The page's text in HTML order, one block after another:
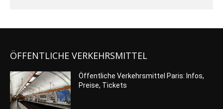
ÖFFENTLICHE VERKEHRSMITTEL
Öffentliche Verkehrsmittel Paris: Infos,
Preise, Tickets